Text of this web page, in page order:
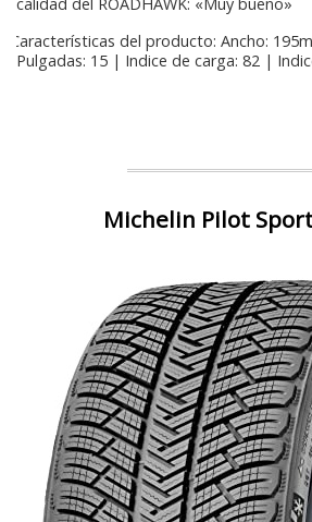
calidad del ROADHAWK: «Muy bueno»
Características del producto: Ancho:
Pulgadas: 15 | Indice de carga: 82 |
Michelin Pilot Sport